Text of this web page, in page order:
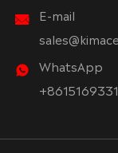
E-mail
WhatsApp